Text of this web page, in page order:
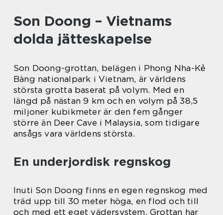
Son Doong – Vietnams
dolda jätteskapelse
Son Doong-grottan, belägen i Phong Nha-Kẻ
Bàng nationalpark i Vietnam, är världens
största grotta baserat på volym. Med en
längd på nästan 9 km och en volym på 38,5
miljoner kubikmeter är den fem gånger
större än Deer Cave i Malaysia, som tidigare
ansågs vara världens största.
En underjordisk regnskog
Inuti Son Doong finns en egen regnskog med
träd upp till 30 meter höga, en flod och till
och med ett eget vädersystem. Grottan har